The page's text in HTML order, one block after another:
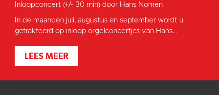
Inloopconcert (+/- 30 min) door Hans Nomen
In de maanden juli, augustus en september wordt u
getrakteerd op inloop orgelconcertjes van Hans...
LEES MEER